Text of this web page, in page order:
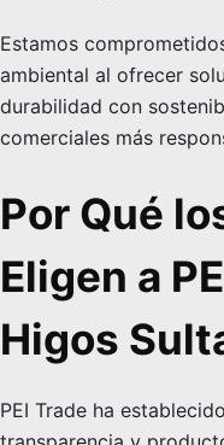
Estamos
ambiental al ofrecer
durabilidad con
comerciales más
Por Qué
Eligen a
Higos
PEI Trade ha